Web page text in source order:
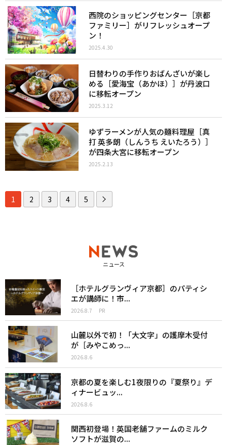
西院のショッピングセンター［京都
ファミリー］がリフレッシュオープ
ン！
2025.4.30
日替わりの手作りおばんざいが楽し
める［愛海宝（あかほ）］が丹波口
に移転オープン
2025.3.12
ゆずラーメンが人気の麺料理屋［真
打 英多朗（しんうち えいたろう）］
が四条大宮に移転オープン
2025.2.13
1 2 3 4 5
ニュース
［ホテルグランヴィア京都］のパティシ
エが講師に！市...
2026.8.7 PR
山麓以外で初！「大文字」の護摩木受付
が［みやこめっ...
2026.8.6
京都の夏を楽しむ1夜限りの『夏祭り』デ
ィナービュッ...
2026.8.6
関西初登場！英国老舗ファームのミルク
ソフトが滋賀の...